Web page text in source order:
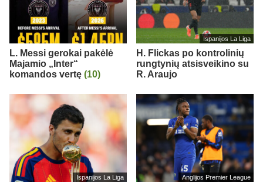
L. Messi gerokai pakėlė
Majamio „Inter“
komandos vertę (10)
Ispanijos La Liga
H. Flickas po kontrolinių
rungtynių atsisveikino su
R. Araujo
Ispanijos La Liga Anglijos Premier League